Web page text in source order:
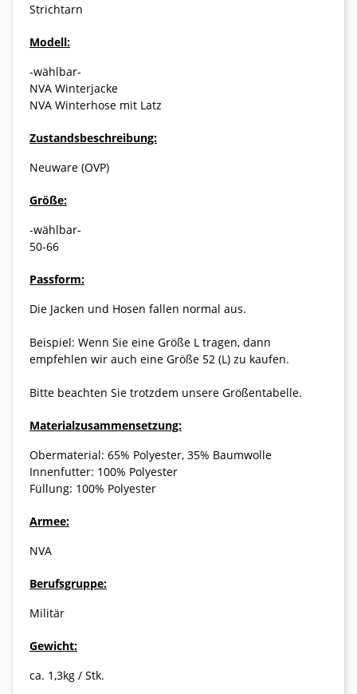
Strichtarn
Modell:
-wählbar-
NVA Winterjacke
NVA Winterhose mit Latz
Zustandsbeschreibung:
Neuware (OVP)
Größe:
-wählbar-
50-66
Passform:
Die Jacken und Hosen fallen normal aus.
Beispiel: Wenn Sie eine Größe L tragen, dann
empfehlen wir auch eine Größe 52 (L) zu kaufen.
Bitte beachten Sie trotzdem unsere Größentabelle.
Materialzusammensetzung:
Obermaterial: 65% Polyester, 35% Baumwolle
Innenfutter: 100% Polyester
Füllung: 100% Polyester
Armee:
NVA
Berufsgruppe:
Militär
Gewicht:
ca. 1,3kg / Stk.